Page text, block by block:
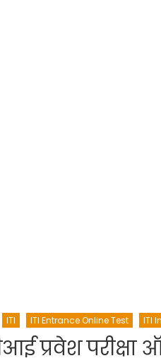
ITI ITI Entrance Online Test ITI
प्रवेश परीक्षा